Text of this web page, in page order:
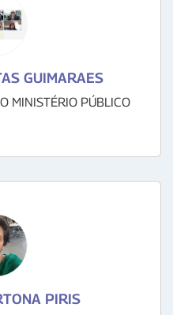
GUIMARAES
MINISTÉRIO PÚBLICO
PIRIS